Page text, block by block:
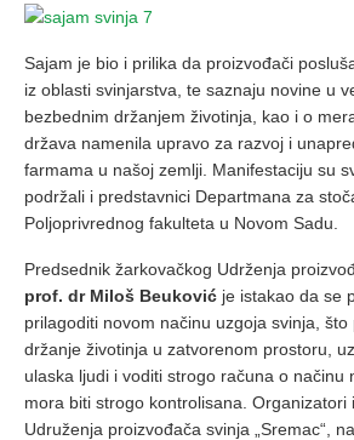
Sajam je bio i prilika da proizvođači
iz oblasti svinjarstva, te saznaju novine u
bezbednim držanjem životinja, kao i o
država namenila upravo za razvoj i
farmama u našoj zemlji. Manifestaciju su
podržali i predstavnici Departmana za
Poljoprivrednog fakulteta u Novom Sadu.
Predsednik žarkovačkog Udrženja
prof. dr Miloš Beuković je istakao da se
prilagoditi novom načinu uzgoja svinja, što
držanje životinja u zatvorenom prostoru,
ulaska ljudi i voditi strogo računa o načinu
mora biti strogo kontrolisana. Organizatori
Udruženja proizvođača svinja „Sremac“,